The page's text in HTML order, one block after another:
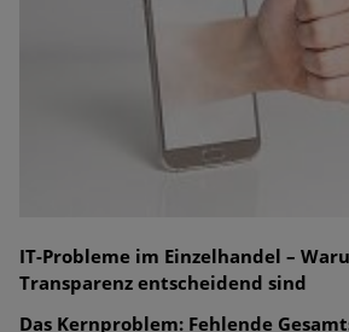
IT-Probleme im Einzelhandel –
Transparenz entscheidend sind
Das Kernproblem: Fehlende